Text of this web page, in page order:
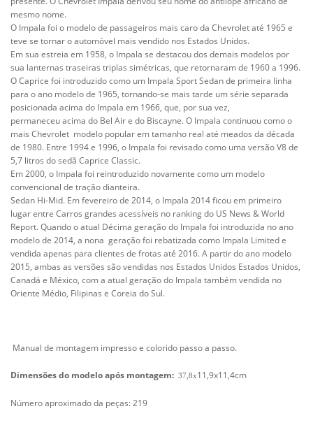
mesmo nome.
O Impala foi o modelo de passageiros mais caro da Chevrolet até 1965 e
teve se tornar o automóvel mais vendido nos Estados Unidos.
Em sua estreia em 1958, o Impala se destacou dos demais modelos por
sua lanternas traseiras triplas simétricas, que retornaram de 1960 a 1996.
O Caprice foi introduzido como um Impala Sport Sedan de primeira linha
para o ano modelo de 1965, tornando-se mais tarde umsérie separada
posicionada acima do Impala em 1966, que, por sua vez,
permaneceuacima do Bel Air e do Biscayne. O Impala continuou como o
mais Chevrolet modelo popular em tamanho real até meados da década
de 1980. Entre 1994 e 1996, o Impala foi revisado como uma versão V8 de
5,7 litros do sedã Caprice Classic.
Em 2000, o Impala foi reintroduzido novamente como um modelo
convencional de tração dianteira.
Sedan Hi-Mid. Em fevereiro de 2014, o Impala 2014 ficou em primeiro
lugar entre Carros grandes acessíveis no ranking do US News & World
Report. Quando o atual Décima geração do Impala foi introduzida no ano
modelo de 2014, a nona geração foi rebatizada como Impala Limited e
vendida apenas para clientes de frotas até 2016. A partir do ano modelo
2015, ambas as versões são vendidas nos Estados Unidos Estados Unidos,
Canadá e México, com a atual geração do Impala também vendida no
Oriente Médio, Filipinas e Coreia do Sul.
Manual de montagem impresso e colorido passo a passo.
Dimensões do modelo após montagem: 37,8x11,9x11,4cm
Número aproximado da peças: 219